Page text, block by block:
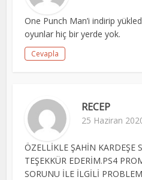
One Punch Man’i indirip
oyunlar hiç bir yerde yok.
Cevapla
RECEP
25 Haziran
ÖZELLİKLE ŞAHİN KARDEŞE
TEŞEKKÜR EDERİM.PS4
SORUNU İLE İLGİLİ